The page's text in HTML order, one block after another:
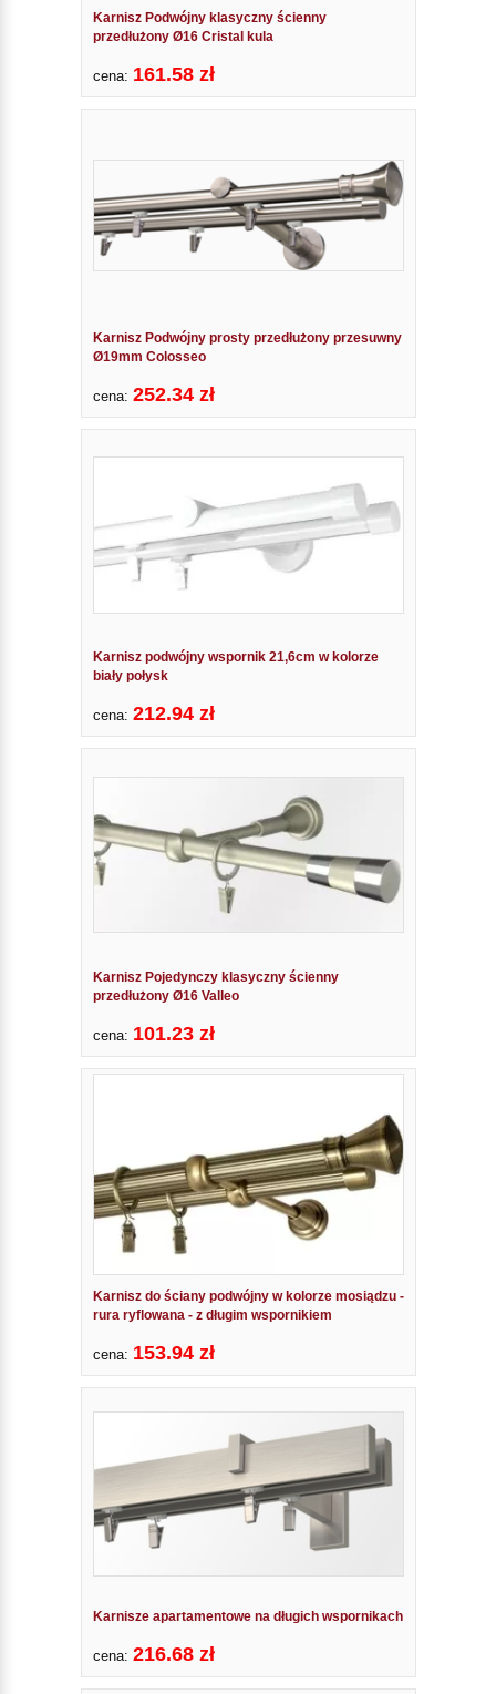
Karnisz Podwójny klasyczny ścienny
przedłużony Ø16 Cristal kula
cena: 161.58 zł
Karnisz Podwójny prosty przedłużony przesuwny
Ø19mm Colosseo
cena: 252.34 zł
Karnisz podwójny wspornik 21,6cm w kolorze
biały połysk
cena: 212.94 zł
Karnisz Pojedynczy klasyczny ścienny
przedłużony Ø16 Valleo
cena: 101.23 zł
Karnisz do ściany podwójny w kolorze mosiądzu -
rura ryflowana - z długim wspornikiem
cena: 153.94 zł
Karnisze apartamentowe na długich wspornikach
cena: 216.68 zł